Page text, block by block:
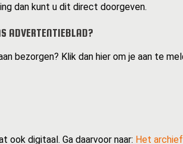
dan kunt u dit direct doorgeven.
ADVERTENTIEBLAD?
bezorgen? Klik dan hier om je aan te
ook digitaal. Ga daarvoor naar: Het archief